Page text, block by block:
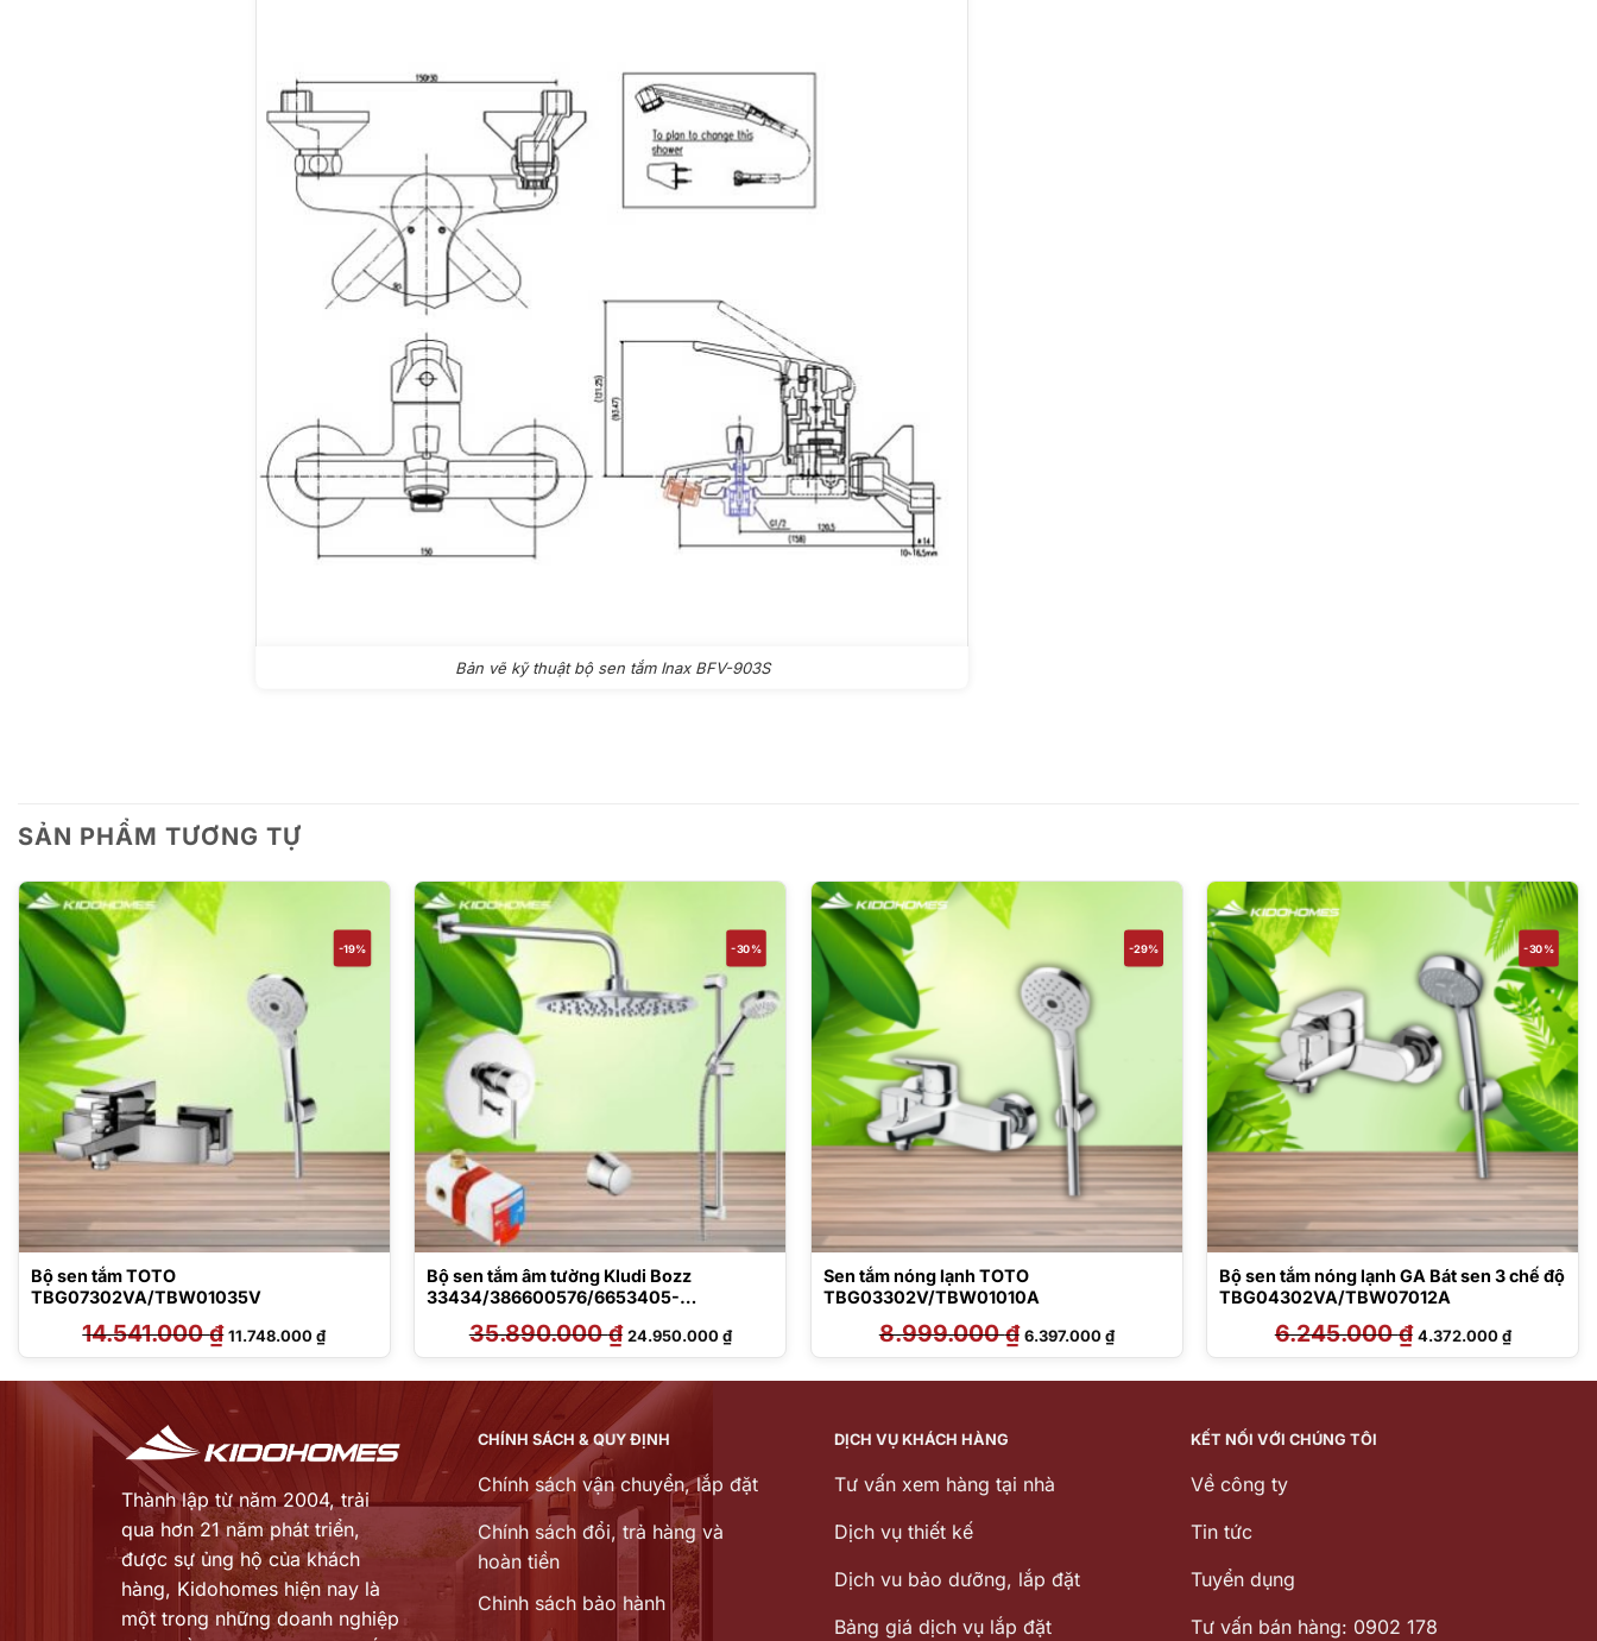
Bản vẽ kỹ thuật bộ sen tắm Inax BFV-903S
SẢN PHẨM TƯƠNG TỰ
-19%
Bộ sen tắm TOTO
TBG07302VA/TBW01035V
14.541.000₫ Giá
gốc
là:
11.748.000₫Giá
hiện
tại
11.748.000 ₫.
-30%
Bộ sen tắm âm tường Kludi Bozz
33434/386600576/6653405-
35.890.000₫ Giá
gốc
là:
24.950.000₫Giá
hiện
tại
24.950.000 ₫.
-29%
Sen tắm nóng lạnh TOTO
TBG03302V/TBW01010A
8.999.000₫ Giá
gốc
là:
6.397.000₫Giá
hiện
tại
6.397.000 ₫.
-30%
Bộ sen tắm nóng lạnh GA Bát sen 3 chế độ
TBG04302VA/TBW07012A
6.245.000₫ Giá
gốc
là:
4.372.000₫Giá
hiện
tại
4.372.000
₫.
Thành lập từ năm 2004, trải
qua hơn 21 năm phát triển,
được sự ủng hộ của khách
hàng, Kidohomes hiện nay là
một trong những doanh nghiệp
CHÍNH SÁCH & QUY ĐỊNH
Chính sách vận chuyển, lắp đặt
Chính sách đổi, trả hàng và
hoàn tiền
Chinh sách bảo hành
DỊCH VỤ KHÁCH HÀNG
Tư vấn xem hàng tại nhà
Dịch vụ thiết kế
Dịch vu bảo dưỡng, lắp đặt
Bảng giá dịch vụ lắp đặt
KẾT NỐI VỚI CHÚNG TÔI
Về công ty
Tin tức
Tuyển dụng
Tư vấn bán hàng: 0902 178